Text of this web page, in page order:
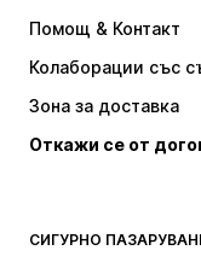
Бельо
Палта
Помощ & Контакт
Колаборации със
Зона за доставка
Откажи се от
СИГУРНО